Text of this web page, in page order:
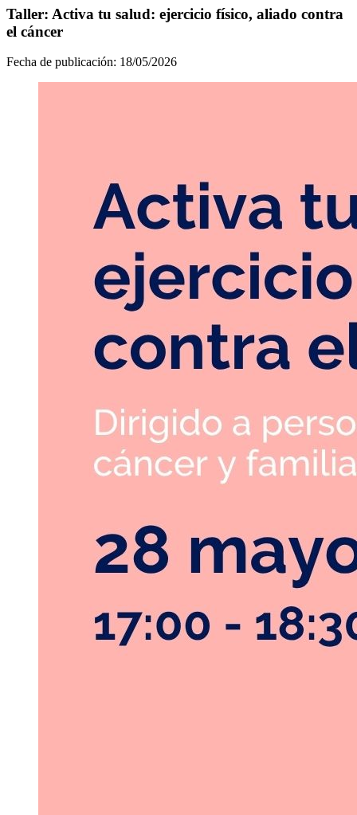
Taller: Activa tu salud: ejercicio físico, aliado contra
el cáncer
Fecha de publicación: 18/05/2026